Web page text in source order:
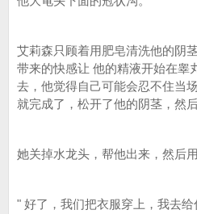
艾莉森只顾着用肥皂清洗他的阴
带来的快感让 他的精液开始在睾
去，他觉得自己可能会忍不住当
就完成了，松开了他的阴茎，然
她关掉水龙头，帮他出来，然后
" 好了，我们把衣服穿上，我去